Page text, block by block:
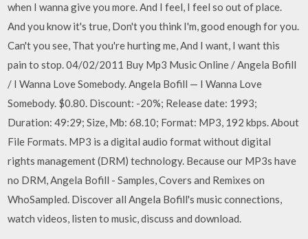
when I wanna give you more. And I feel, I feel so out of place.
And you know it's true, Don't you think I'm, good enough for you.
Can't you see, That you're hurting me, And I want, I want this
pain to stop. 04/02/2011 Buy Mp3 Music Online / Angela Bofill
/ I Wanna Love Somebody. Angela Bofill — I Wanna Love
Somebody. $0.80. Discount: -20%; Release date: 1993;
Duration: 49:29; Size, Mb: 68.10; Format: MP3, 192 kbps. About
File Formats. MP3 is a digital audio format without digital
rights management (DRM) technology. Because our MP3s have
no DRM, Angela Bofill - Samples, Covers and Remixes on
WhoSampled. Discover all Angela Bofill's music connections,
watch videos, listen to music, discuss and download.